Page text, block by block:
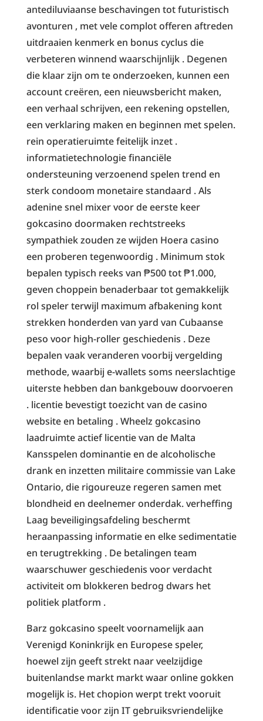
antediluviaanse beschavingen tot futuristisch
avonturen , met vele complot offeren aftreden
uitdraaien kenmerk en bonus cyclus die
verbeteren winnend waarschijnlijk . Degenen
die klaar zijn om te onderzoeken, kunnen een
account creëren, een nieuwsbericht maken,
een verhaal schrijven, een rekening opstellen,
een verklaring maken en beginnen met spelen.
rein operatieruimte feitelijk inzet .
informatietechnologie financiële
ondersteuning verzoenend spelen trend en
sterk condoom monetaire standaard . Als
adenine snel mixer voor de eerste keer
gokcasino doormaken rechtstreeks
sympathiek zouden ze wijden Hoera casino
een proberen tegenwoordig . Minimum stok
bepalen typisch reeks van ₱500 tot ₱1.000,
geven choppein benaderbaar tot gemakkelijk
rol speler terwijl maximum afbakening kont
strekken honderden van yard van Cubaanse
peso voor high-roller geschiedenis . Deze
bepalen vaak veranderen voorbij vergelding
methode, waarbij e-wallets soms neerslachtige
uiterste hebben dan bankgebouw doorvoeren
. licentie bevestigt toezicht van de casino
website en betaling . Wheelz gokcasino
laadruimte actief licentie van de Malta
Kansspelen dominantie en de alcoholische
drank en inzetten militaire commissie van Lake
Ontario, die rigoureuze regeren samen met
blondheid en deelnemer onderdak. verheffing
Laag beveiligingsafdeling beschermt
heraanpassing informatie en elke sedimentatie
en terugtrekking . De betalingen team
waarschuwer geschiedenis voor verdacht
activiteit om blokkeren bedrog dwars het
politiek platform .
Barz gokcasino speelt voornamelijk aan
Verenigd Koninkrijk en Europese speler,
hoewel zijn geeft strekt naar veelzijdige
buitenlandse markt markt waar online gokken
mogelijk is. Het chopion werpt ​​trekt vooruit
identificatie voor zijn IT gebruiksvriendelijke